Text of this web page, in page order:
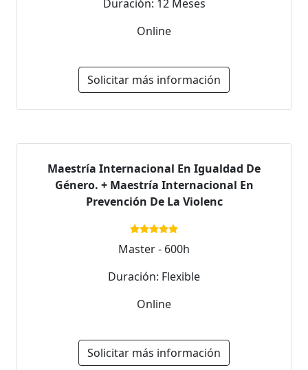
Duración: 12 Meses
Online
Solicitar más información
Maestría Internacional En Igualdad De
Género. + Maestría Internacional En
Prevención De La Violenc
Master - 600h
Duración: Flexible
Online
Solicitar más información